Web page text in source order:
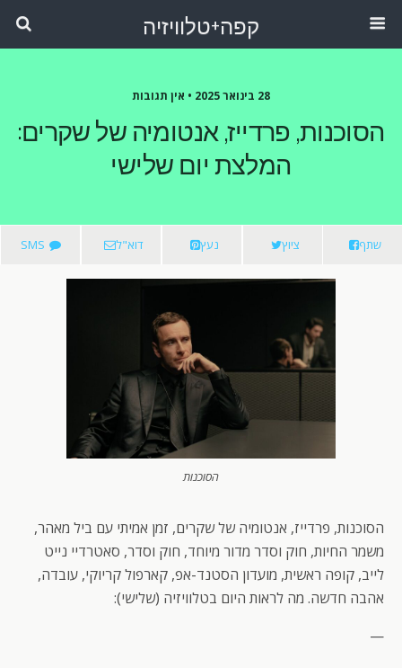
קפה+טלוויזיה
28 בינואר 2025 • אין תגובות
הסוכנות, פרדייז, אנטומיה של שקרים:
המלצת יום שלישי
שתף ציוץ נעץ דוא"ל SMS
הסוכנות
הסוכנות, פרדייז, אנטומיה של שקרים, זמן אמיתי עם ביל מאהר,
משמר החיות, חוק וסדר מדור מיוחד, חוק וסדר, סאטרדיי נייט
לייב, קופה ראשית, מועדון הסטנד-אפ, קארפול קריוקי, עובדה,
אהבה חדשה. מה לראות היום בטלוויזיה (שלישי):
—